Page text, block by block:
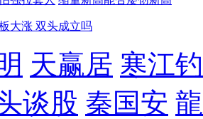
大涨 双头成立吗
天赢居 寒江
谈股 秦国安